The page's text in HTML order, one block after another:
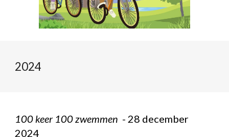
2024
100 keer 100 zwemmen - 28 december
2024